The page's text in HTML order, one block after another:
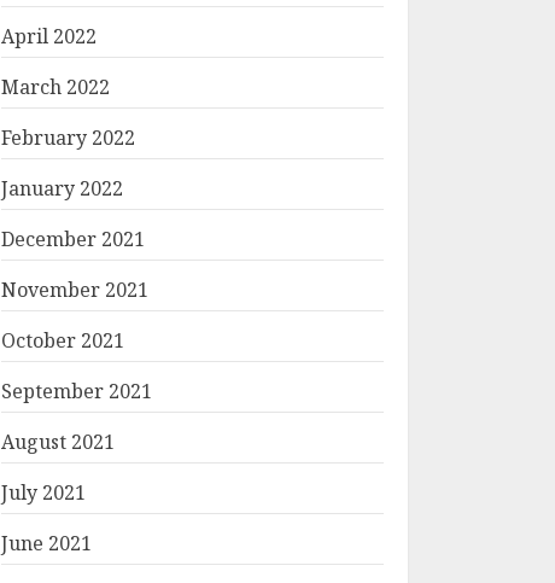
April 2022
March 2022
February 2022
January 2022
December 2021
November 2021
October 2021
September 2021
August 2021
July 2021
June 2021